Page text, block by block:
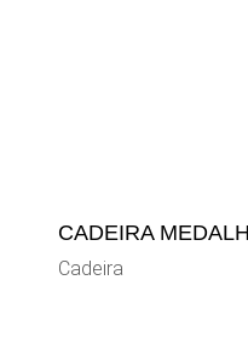
CADEIRA
Cadeira